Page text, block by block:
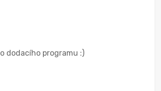
dodacího programu :)